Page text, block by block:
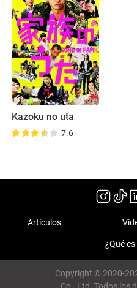
Kazoku no uta
7.6
Artículos
¿Qué
Copyright © 2020-
Co., Ltd. Todos los